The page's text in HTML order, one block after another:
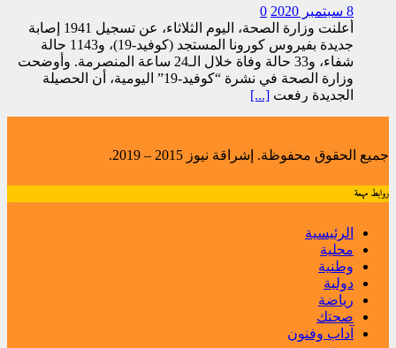
8 سبتمبر 2020
0
أعلنت وزارة الصحة، اليوم الثلاثاء، عن تسجيل 1941 إصابة
جديدة بفيروس كورونا المستجد (كوفيد-19)، و1143 حالة
شفاء، و33 حالة وفاة خلال الـ24 ساعة المنصرمة. وأوضحت
وزارة الصحة في نشرة “كوفيد-19” اليومية، أن الحصيلة
الجديدة رفعت [...]
جميع الحقوق محفوظة. إشراقة نيوز 2015 – 2019.
روابط مهمة
الرئيسية
محلية
وطنية
دولية
رياضة
صحتك
آداب وفنون